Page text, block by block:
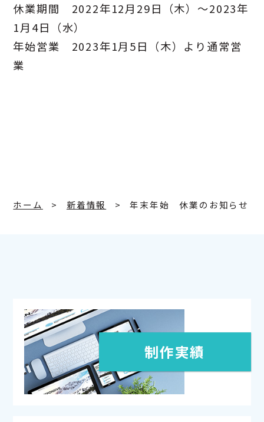
休業期間 2022年12月29日（木）～2023年
1月4日（水）
年始営業 2023年1月5日（木）より通常営
業
ホーム 新着情報 年末年始 休業のお知らせ
制作実績